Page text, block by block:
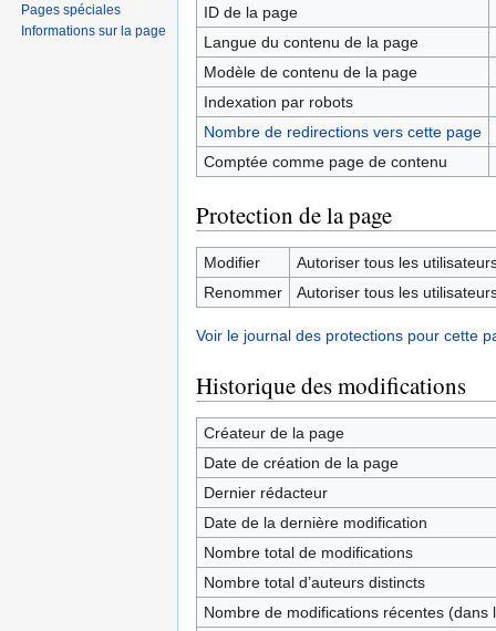
ID de la page
Langue du contenu de la page
Modèle de contenu de la page
Indexation par robots
Nombre de redirections vers cette page
Comptée comme page de contenu
Protection de la page
Modifier
Autoriser tous les
Renommer
Autoriser tous les
Voir le journal des protections pour cette
Historique des modifications
Créateur de la page
Date de création de la page
Dernier rédacteur
Date de la dernière modification
Nombre total de modifications
Nombre total d’auteurs distincts
Nombre de modifications récentes (dans
Pages spéciales
Informations sur la page